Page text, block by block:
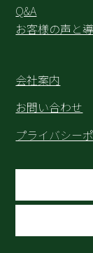
Q&A
お客様の声と
会社案内
お問い合わせ
プライバシー